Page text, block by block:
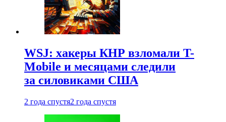
WSJ: хакеры КНР взломали T-
Mobile и месяцами следили
за силовиками США
2 года спустя2 года спустя